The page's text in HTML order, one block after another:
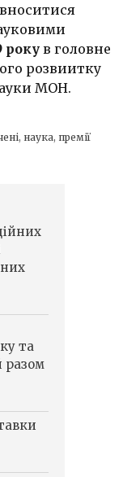
рокув головне
розвиитку
МОН.
, наука, премії
та
разом